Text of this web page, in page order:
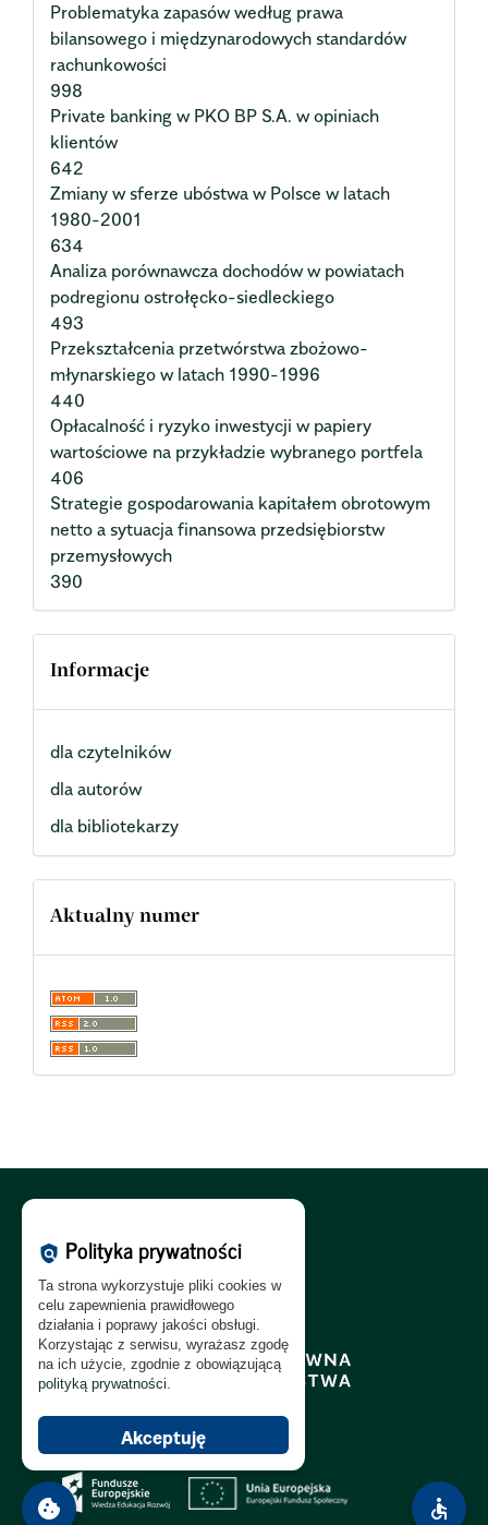
Problematyka zapasów według prawa
bilansowego i międzynarodowych standardów
rachunkowości
998
Private banking w PKO BP S.A. w opiniach
klientów
642
Zmiany w sferze ubóstwa w Polsce w latach
1980-2001
634
Analiza porównawcza dochodów w powiatach
podregionu ostrołęcko-siedleckiego
493
Przekształcenia przetwórstwa zbożowo-
młynarskiego w latach 1990-1996
440
Opłacalność i ryzyko inwestycji w papiery
wartościowe na przykładzie wybranego portfela
406
Strategie gospodarowania kapitałem obrotowym
netto a sytuacja finansowa przedsiębiorstw
przemysłowych
390
Informacje
dla czytelników
dla autorów
dla bibliotekarzy
Aktualny numer
Polityka Prywatności:PL
Polityka RODO:PL|EN
accessible
cookie
policy Polityka prywatności
Ta strona wykorzystuje pliki cookies w
celu zapewnienia prawidłowego
działania i poprawy jakości obsługi.
Korzystając z serwisu, wyrażasz zgodę
na ich użycie, zgodnie z obowiązującą
polityką prywatności
Akceptuję